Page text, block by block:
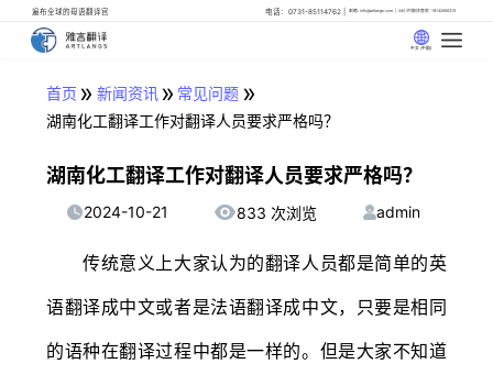
遍布全球的母语翻译官 电话：0731-85114762 邮箱: info@artlangs.com 24小时翻译管家: 18142666316
中文 (中国)
首页 » 新闻资讯» 常见问题 »
湖南化工翻译工作对翻译人员要求严格吗？
湖南化工翻译工作对翻译人员要求严格吗？
2024-10-21 833 次浏览 admin
传统意义上大家认为的翻译人员都是简单的英
语翻译成中文或者是法语翻译成中文，只要是相同
的语种在翻译过程中都是一样的。但是大家不知道